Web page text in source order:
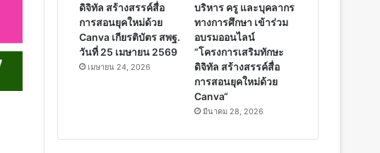
ดิจิทัล สร้างสรรค์สื่อ
การสอนยุคใหม่ด้วย
Canva เกียรติบัตร สพฐ.
วันที่ 25 เมษายน 2569
เมษายน 24, 2026
บริหาร ครู และบุคลากร
ทางการศึกษา เข้าร่วม
อบรมออนไลน์
“โครงการเสริมทักษะ
ดิจิทัล สร้างสรรค์สื่อ
การสอนยุคใหม่ด้วย
Canva“
มีนาคม 28, 2026